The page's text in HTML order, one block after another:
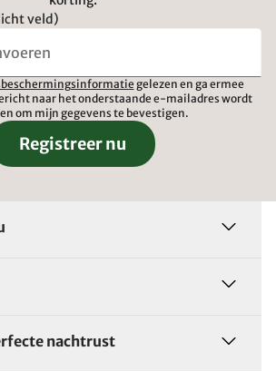
veld)
gelezen en ga ermee
naar het onderstaande e-mailadres wordt
om mijn gegevens te bevestigen.
Registreer nu
nachtrust